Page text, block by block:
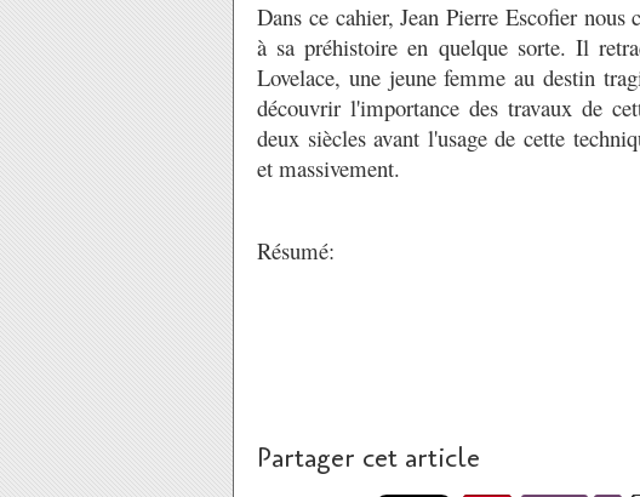
Dans ce cahier, Jean Pierre Escofier
à sa préhistoire en quelque sorte. Il
Lovelace, une jeune femme au destin
découvrir l'importance des travaux de
deux siècles avant l'usage de cette
et massivement.
Résumé:
Partager cet article